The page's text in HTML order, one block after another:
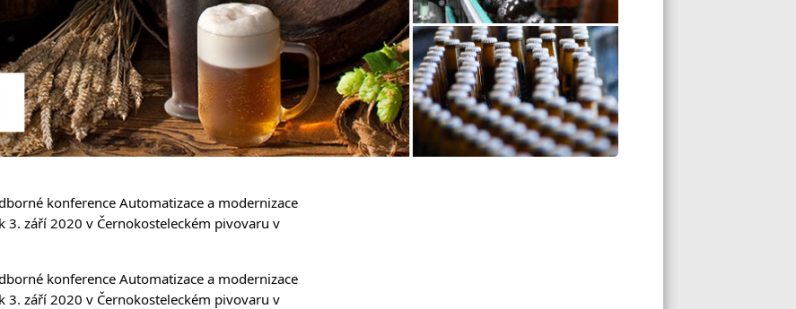
konference Automatizace a modernizace
září 2020 v Černokosteleckém pivovaru v
konference Automatizace a modernizace
září 2020 v Černokosteleckém pivovaru v